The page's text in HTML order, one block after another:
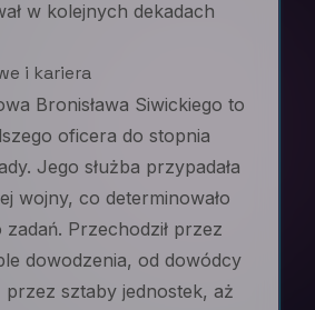
w kolejnych dekadach
i kariera
Bronisława Siwickiego to
oficera do stopnia
Jego służba przypadała
wojny, co determinowało
Przechodził przez
dowodzenia, od dowódcy
przez sztaby jednostek, aż